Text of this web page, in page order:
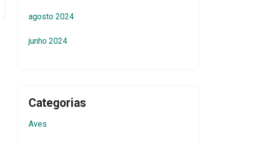
agosto 2024
junho 2024
Categorias
Aves